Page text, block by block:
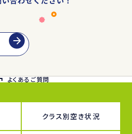
よくあるご質問
クラス別空き状況